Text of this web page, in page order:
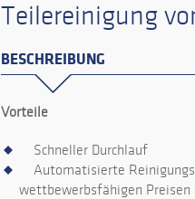
Teilereinigung
BESCHREIBUNG
Vorteile
Schneller Durchlauf
Automatisierte
wettbewerbsfähigen Preisen